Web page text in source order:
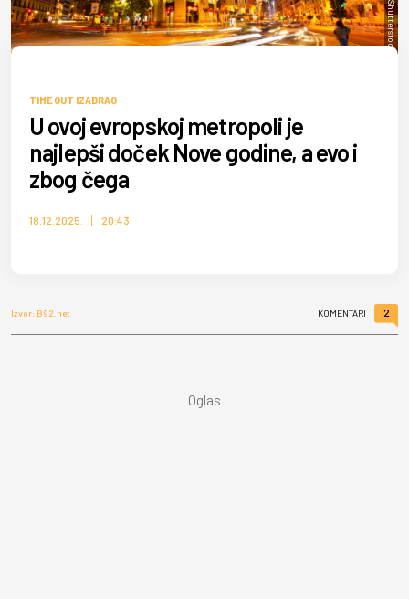
Shutterstock/Neirfy
TIME OUT IZABRAO
U ovoj evropskoj metropoli je
najlepši doček Nove godine, a evo i
zbog čega
18.12.2025. 20:43
Izvor: B92.net KOMENTARI 2